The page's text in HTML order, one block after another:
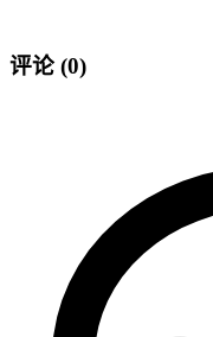
评论 (0)